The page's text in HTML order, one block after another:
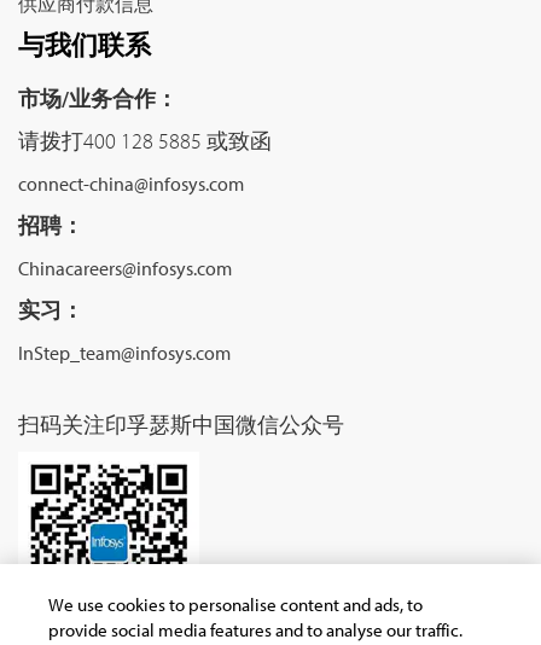
与我们联系
市场/业务合作：
请拨打400 128 5885 或致函
connect-china@infosys.com
招聘：
Chinacareers@infosys.com
实习：
InStep_team@infosys.com
扫码关注印孚瑟斯中国微信公众号
We use cookies to personalise content and ads, to
provide social media features and to analyse our traffic.